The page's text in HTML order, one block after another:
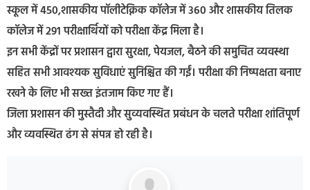
स्कूल में 450,शासकीय पॉलीटेक्निक कॉलेज में 360 और शासकीय तिलक
कॉलेज में 291 परीक्षार्थियों को परीक्षा केंद्र मिला है।
इन सभी केंद्रों पर प्रशासन द्वारा सुरक्षा, पेयजल, बैठने की समुचित व्यवस्था
सहित सभी आवश्यक सुविधाएं सुनिश्चित की गईं। परीक्षा की निष्पक्षता बनाए
रखने के लिए भी सख्त इंतजाम किए गए हैं।
जिला प्रशासन की मुस्तैदी और सुव्यवस्थित प्रबंधन के चलते परीक्षा शांतिपूर्ण
और व्यवस्थित ढंग से संपन्न हो रही है।